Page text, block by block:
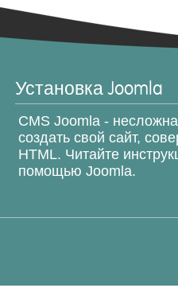
Установка Joomla
CMS Joomla -
создать свой сайт,
HTML. Читайте
помощью Joomla.